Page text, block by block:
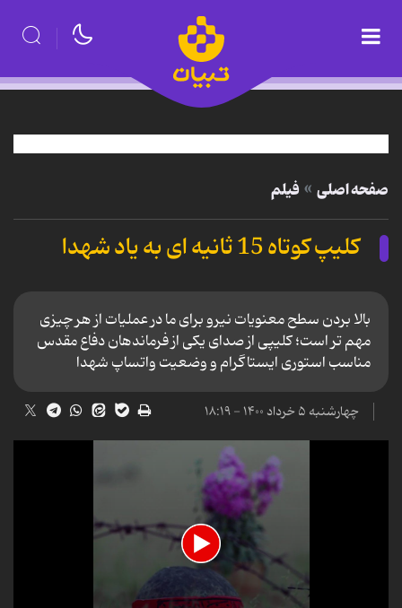
صفحه اصلی فیلم
کلیپ کوتاه 15 ثانیه ای به یاد شهدا
بالا بردن سطح معنویات نیرو برای ما در عملیات از هر چیزی
مهم تر است؛ کلیپی از صدای یکی از فرماندهان دفاع مقدس
مناسب استوری ایستاگرام و وضعیت واتساپ شهدا
چهارشنبه ۵ خرداد ۱۴۰۰ - ۱۸:۱۹